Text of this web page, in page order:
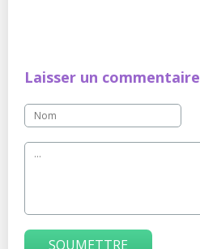
Laisser un commentaire
SOUMETTRE